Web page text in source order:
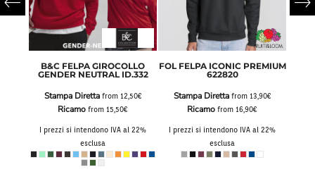
B&C FELPA GIROCOLLO
GENDER NEUTRAL ID.332
Stampa Direttafrom 12,50€
Ricamo from 15,50€
I prezzi si intendono IVA al 22%
esclusa
FOL FELPA ICONIC PREMIUM
622820
Stampa Direttafrom 13,90€
Ricamo from 16,90€
I prezzi si intendono IVA al 22%
esclusa